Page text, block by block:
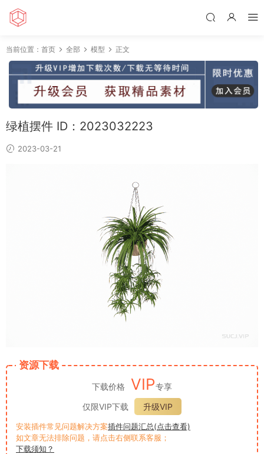
当前位置： 首页 全部 模型 正文
绿植摆件 ID：2023032223
2023-03-21
资源下载
下载价格 VIP专享
仅限VIP下载
升级VIP
安装插件常见问题解决方案插件问题汇总(点击查看)
如文章无法排除问题，请点击右侧联系客服；
下载须知？